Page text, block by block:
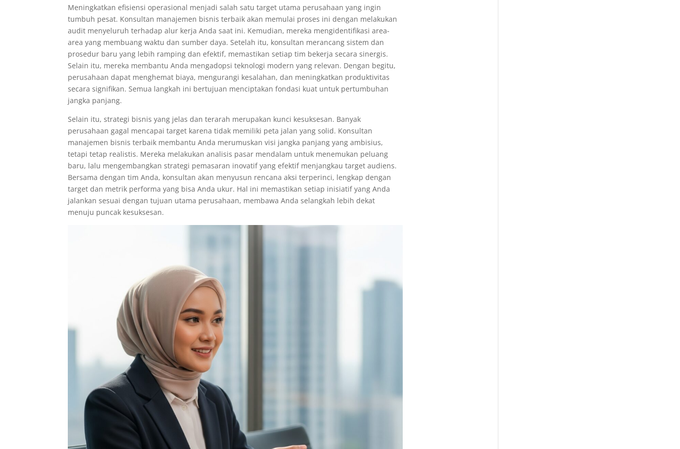
Meningkatkan efisiensi operasional menjadi salah satu target utama perusahaan yang ingin
tumbuh pesat. Konsultan manajemen bisnis terbaik akan memulai proses ini dengan melakukan
audit menyeluruh terhadap alur kerja Anda saat ini. Kemudian, mereka mengidentifikasi area-
area yang membuang waktu dan sumber daya. Setelah itu, konsultan merancang sistem dan
prosedur baru yang lebih ramping dan efektif, memastikan setiap tim bekerja secara sinergis.
Selain itu, mereka membantu Anda mengadopsi teknologi modern yang relevan. Dengan begitu,
perusahaan dapat menghemat biaya, mengurangi kesalahan, dan meningkatkan produktivitas
secara signifikan. Semua langkah ini bertujuan menciptakan fondasi kuat untuk pertumbuhan
jangka panjang.
Selain itu, strategi bisnis yang jelas dan terarah merupakan kunci kesuksesan. Banyak
perusahaan gagal mencapai target karena tidak memiliki peta jalan yang solid. Konsultan
manajemen bisnis terbaik membantu Anda merumuskan visi jangka panjang yang ambisius,
tetapi tetap realistis. Mereka melakukan analisis pasar mendalam untuk menemukan peluang
baru, lalu mengembangkan strategi pemasaran inovatif yang efektif menjangkau target audiens.
Bersama dengan tim Anda, konsultan akan menyusun rencana aksi terperinci, lengkap dengan
target dan metrik performa yang bisa Anda ukur. Hal ini memastikan setiap inisiatif yang Anda
jalankan sesuai dengan tujuan utama perusahaan, membawa Anda selangkah lebih dekat
menuju puncak kesuksesan.